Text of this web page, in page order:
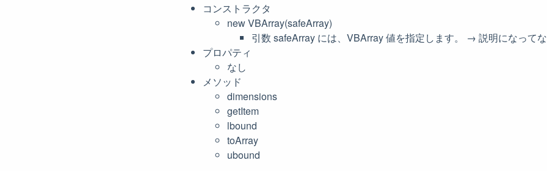
コンストラクタ
new VBArray(safeArray)
引数 safeArray には、VBArray 値を指定します。 → 説明になって
プロパティ
なし
メソッド
dimensions
getItem
lbound
toArray
ubound